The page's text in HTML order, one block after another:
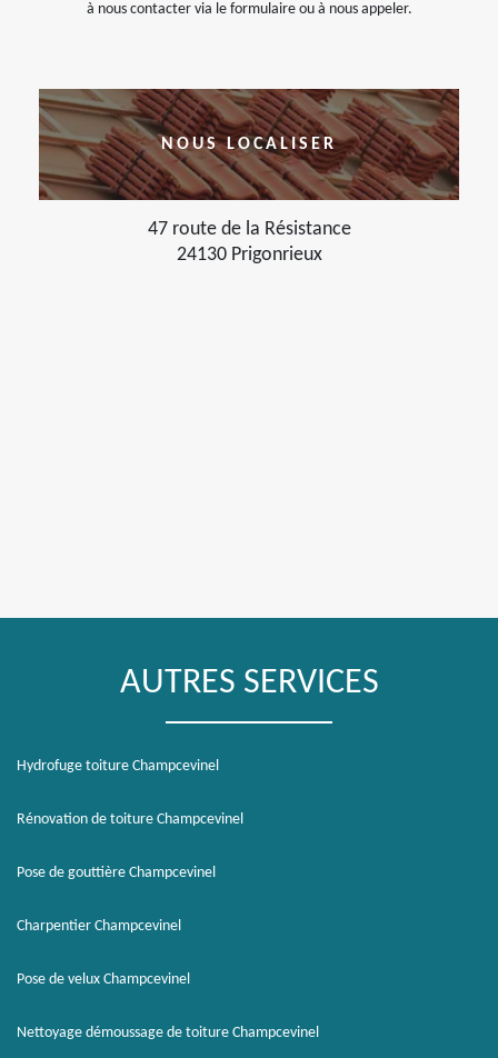
à nous contacter via le formulaire ou à nous appeler.
NOUS LOCALISER
47 route de la Résistance
24130 Prigonrieux
AUTRES SERVICES
Hydrofuge toiture Champcevinel
Rénovation de toiture Champcevinel
Pose de gouttière Champcevinel
Charpentier Champcevinel
Pose de velux Champcevinel
Nettoyage démoussage de toiture Champcevinel